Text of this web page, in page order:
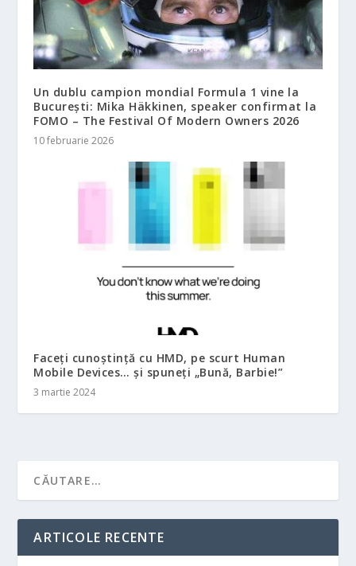
Un dublu campion mondial Formula 1 vine la
București: Mika Häkkinen, speaker confirmat la
FOMO – The Festival Of Modern Owners 2026
10 februarie 2026
Faceți cunoștință cu HMD, pe scurt Human
Mobile Devices… și spuneți „Bună, Barbie!”
3 martie 2024
ARTICOLE RECENTE